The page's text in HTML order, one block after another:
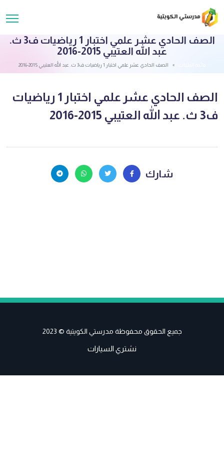
الصف الحادي عشر علمي اختبار 1 رياضيات ف3 ث.
عبد الله العتيبي 2015-2016
الصف الحادي عشر علمي اختبار 1 رياضيات ف3 ث. عبد الله العتيبي 2015-2016
الصف الحادي عشر علمي اختبار 1 رياضيات
ف3 ث. عبد الله العتيبي 2015-2016
شارك
جميع الحقوق محفوظة مدرستي الكويتية © 2023
نشتري السيارات